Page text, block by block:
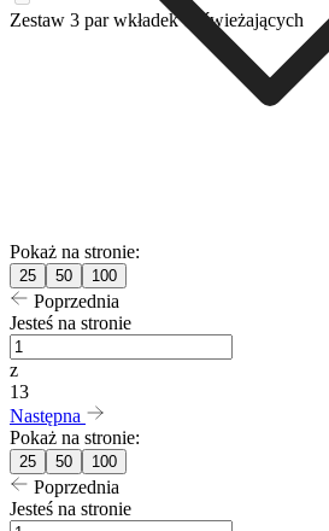
Zestaw 3 par wkładek odświeżających
Pokaż na stronie:
25 50 100
Poprzednia
Jesteś na stronie
z
13
Następna
Pokaż na stronie:
25 50 100
Poprzednia
Jesteś na stronie